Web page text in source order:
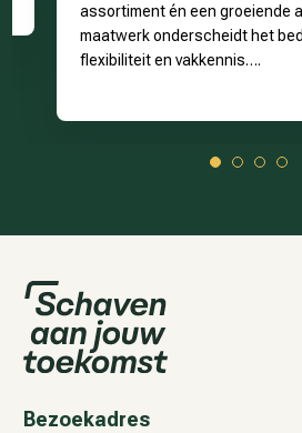
assortiment én een groeiende
maatwerk onderscheidt het
flexibiliteit en vakkennis….
1 2 3 4
Bezoekadres